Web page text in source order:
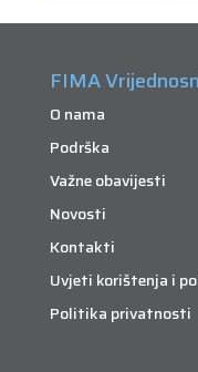
FIMA
O nama
Podrška
Važne obavijesti
Novosti
Kontakti
Uvjeti korištenja i
Politika privatnosti